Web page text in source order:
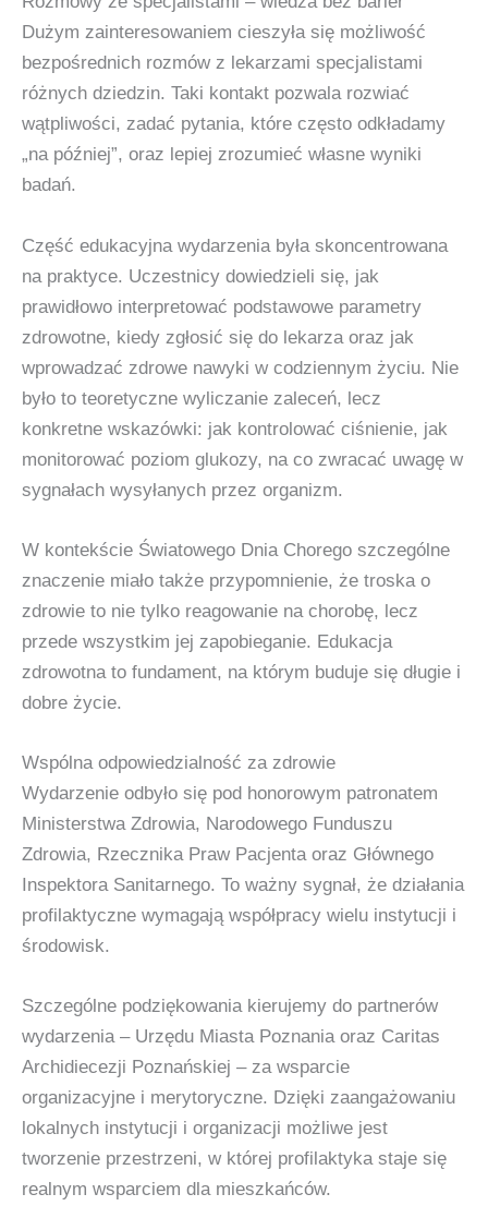
Dużym zainteresowaniem cieszyła się możliwość
bezpośrednich rozmów z lekarzami specjalistami
różnych dziedzin. Taki kontakt pozwala rozwiać
wątpliwości, zadać pytania, które często odkładamy
„na później”, oraz lepiej zrozumieć własne wyniki
badań.
Część edukacyjna wydarzenia była skoncentrowana
na praktyce. Uczestnicy dowiedzieli się, jak
prawidłowo interpretować podstawowe parametry
zdrowotne, kiedy zgłosić się do lekarza oraz jak
wprowadzać zdrowe nawyki w codziennym życiu. Nie
było to teoretyczne wyliczanie zaleceń, lecz
konkretne wskazówki: jak kontrolować ciśnienie, jak
monitorować poziom glukozy, na co zwracać uwagę w
sygnałach wysyłanych przez organizm.
W kontekście Światowego Dnia Chorego szczególne
znaczenie miało także przypomnienie, że troska o
zdrowie to nie tylko reagowanie na chorobę, lecz
przede wszystkim jej zapobieganie. Edukacja
zdrowotna to fundament, na którym buduje się długie i
dobre życie.
Wspólna odpowiedzialność za zdrowie
Wydarzenie odbyło się pod honorowym patronatem
Ministerstwa Zdrowia, Narodowego Funduszu
Zdrowia, Rzecznika Praw Pacjenta oraz Głównego
Inspektora Sanitarnego. To ważny sygnał, że działania
profilaktyczne wymagają współpracy wielu instytucji i
środowisk.
Szczególne podziękowania kierujemy do partnerów
wydarzenia – Urzędu Miasta Poznania oraz Caritas
Archidiecezji Poznańskiej – za wsparcie
organizacyjne i merytoryczne. Dzięki zaangażowaniu
lokalnych instytucji i organizacji możliwe jest
tworzenie przestrzeni, w której profilaktyka staje się
realnym wsparciem dla mieszkańców.